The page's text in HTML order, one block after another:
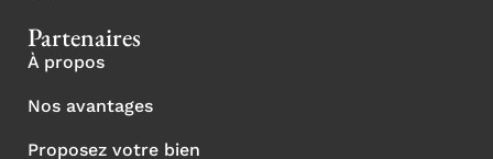
Partenaires
À propos
Nos avantages
Proposez votre bien